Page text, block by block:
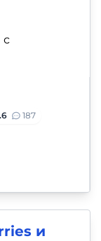
с
187
и